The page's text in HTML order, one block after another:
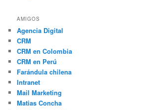
AMIGOS
Agencia Digital
CRM
CRM en Colombia
CRM en Perú
Farándula chilena
Intranet
Mail Marketing
Matias Concha